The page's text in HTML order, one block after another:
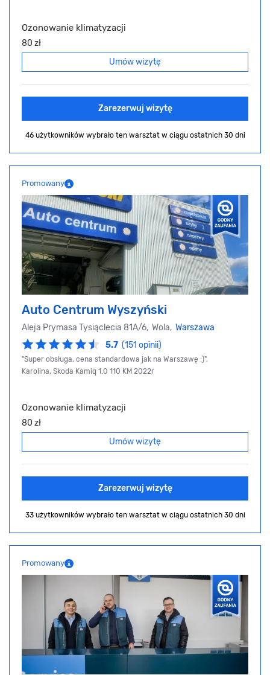
Ozonowanie klimatyzacji
80 zł
Umów wizytę
Zarezerwuj wizytę
46 użytkowników wybrało ten warsztat w ciągu ostatnich 30 dni
Promowany
Auto Centrum Wyszyński
Aleja Prymasa Tysiąclecia 81A/6, Wola, Warszawa
5.7 (151 opinii)
"Super obsługa, cena standardowa jak na Warszawę :)",
Karolina, Skoda Kamiq 1.0 110 KM 2022r
Ozonowanie klimatyzacji
80 zł
Umów wizytę
Zarezerwuj wizytę
33 użytkowników wybrało ten warsztat w ciągu ostatnich 30 dni
Promowany